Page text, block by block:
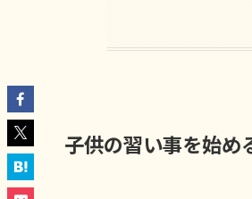
子供の習い事を始め